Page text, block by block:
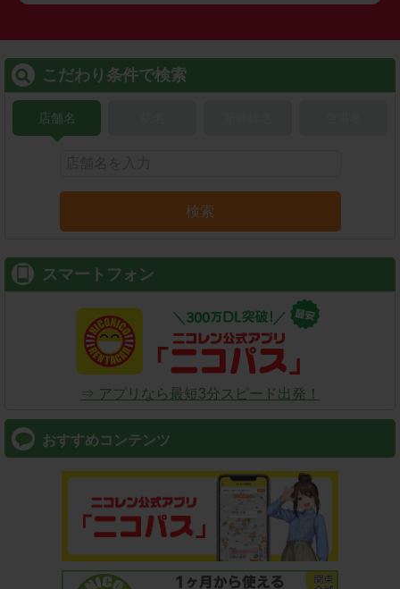
こだわり条件で検索
店舗名
検索
スマートフォン
⇒ アプリなら最短3分スピード出発！
おすすめコンテンツ